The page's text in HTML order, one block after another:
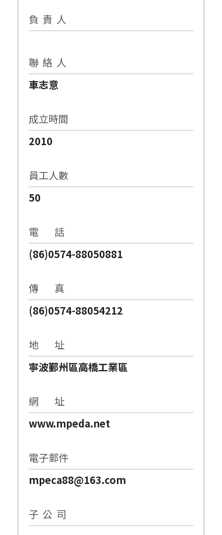
負 責 人
聯 絡 人
車志意
成立時間
2010
員工人數
50
電 話
(86)0574-88050881
傳 真
(86)0574-88054212
地 址
寧波鄞州區高橋工業區
網 址
www.mpeda.net
電子郵件
mpeca88@163.com
子 公 司